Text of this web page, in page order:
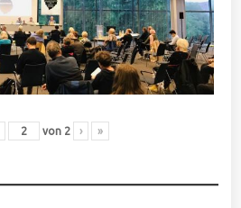
von 2 › »